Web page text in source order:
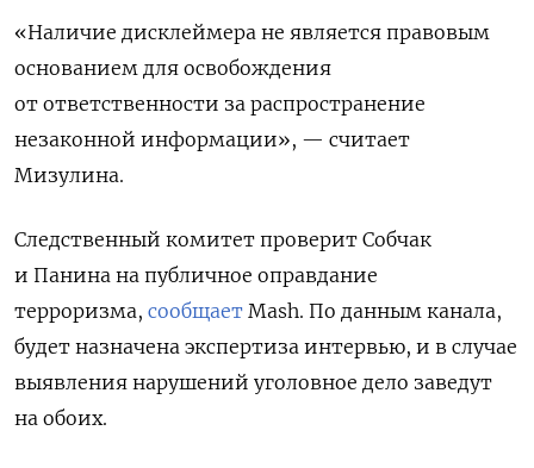
«Наличие дисклеймера не является правовым
основанием для освобождения
от ответственности за распространение
незаконной информации», — считает
Мизулина.
Следственный комитет проверит Собчак
и Панина на публичное оправдание
терроризма, сообщает Mash. По данным канала,
будет назначена экспертиза интервью, и в случае
выявления нарушений уголовное дело заведут
на обоих.